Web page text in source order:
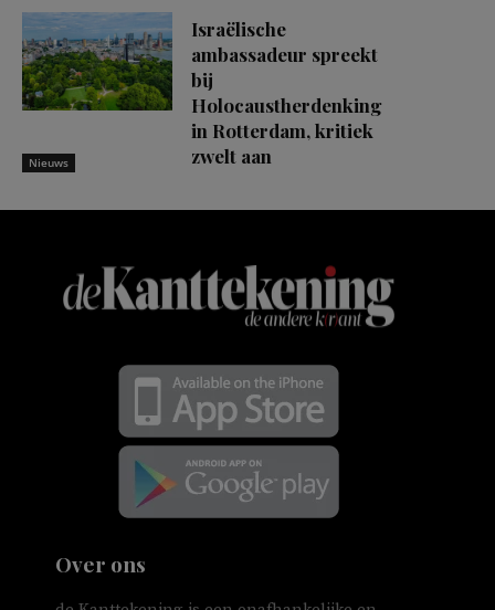
Nieuws
Israëlische
ambassadeur spreekt
bij
Holocaustherdenking
in Rotterdam, kritiek
zwelt aan
Over ons